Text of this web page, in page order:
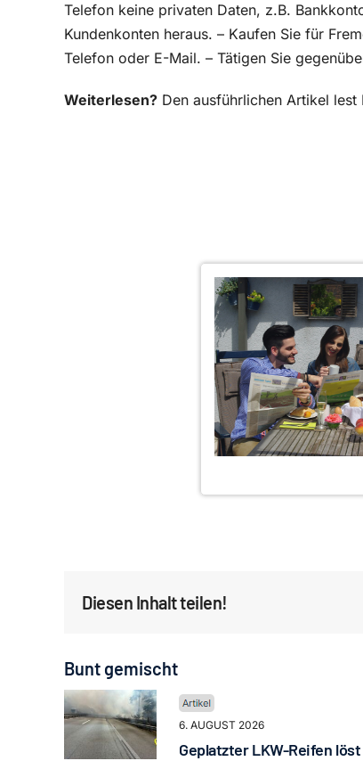
Telefon keine privaten Daten, z.B.
Kundenkonten heraus. – Kaufen Sie für
Telefon oder E-Mail. – Tätigen Sie
Weiterlesen? Den ausführlichen Artikel
Diesen Inhalt teilen!
Bunt gemischt
6. AUGUST 2026
Geplatzter LKW-Reifen löst